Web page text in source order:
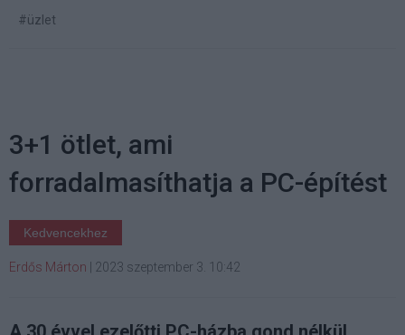
#üzlet
3+1 ötlet, ami
forradalmasíthatja a PC-építést
Kedvencekhez
Erdős Márton 2023 szeptember 3. 10:42